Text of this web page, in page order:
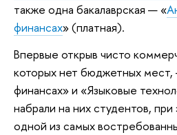
также одна бакалаврская — «
финансах» (платная).
Впервые открыв чисто
которых нет бюджетных мест,
финансах» и «Языковые
набрали на них студентов,
одной из самых